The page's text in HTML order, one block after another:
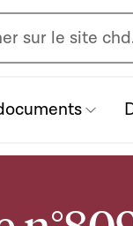
sur le site